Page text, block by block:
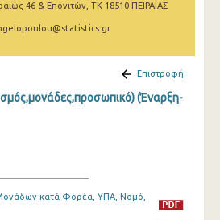
46 & Επονιτών, ΤΚ 18510 ΠΕΙΡΑΙΑΣ
Επιστροφή
(Έναρξη-
κατά Φορέα, ΥΠΑ, Νομό,